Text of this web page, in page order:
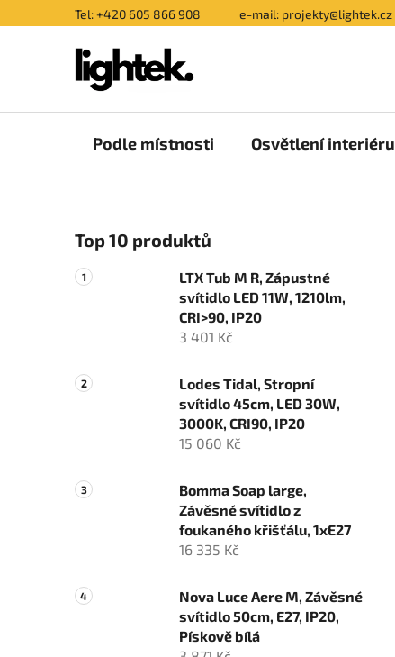
na
Tel: +420 605 866 908 e-mail: projekty@lightek.cz
Podle místnosti Osvětlení interiéru
o
s
t
n
n
e
Top 10 produktů
LTX Tub M R, Zápustné
svítidlo LED 11W, 1210lm,
CRI>90, IP20
3 401 Kč
Lodes Tidal, Stropní
svítidlo 45cm, LED 30W,
3000K, CRI90, IP20
15 060 Kč
Bomma Soap large,
Závěsné svítidlo z
foukaného křišťálu, 1xE27
16 335 Kč
Nova Luce Aere M, Závěsné
svítidlo 50cm, E27, IP20,
Pískově bílá